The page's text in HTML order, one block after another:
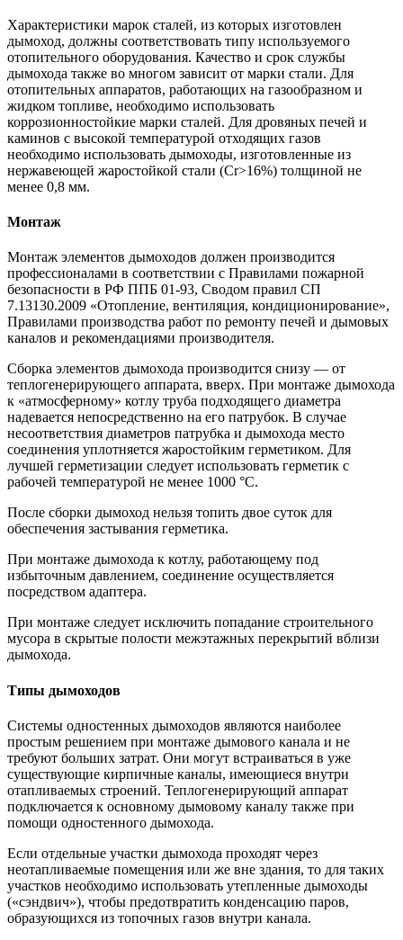
Характеристики марок сталей, из которых изготовлен
дымоход, должны соответствовать типу используемого
отопительного оборудования. Качество и срок службы
дымохода также во многом зависит от марки стали. Для
отопительных аппаратов, работающих на газообразном и
жидком топливе, необходимо использовать
коррозионностойкие марки сталей. Для дровяных печей и
каминов с высокой температурой отходящих газов
необходимо использовать дымоходы, изготовленные из
нержавеющей жаростойкой стали (Cr>16%) толщиной не
менее 0,8 мм.
Монтаж
Монтаж элементов дымоходов должен производится
профессионалами в соответствии с Правилами пожарной
безопасности в РФ ППБ 01-93, Сводом правил СП
7.13130.2009 «Отопление, вентиляция, кондиционирование»,
Правилами производства работ по ремонту печей и дымовых
каналов и рекомендациями производителя.
Сборка элементов дымохода производится снизу — от
теплогенерирующего аппарата, вверх. При монтаже дымохода
к «атмосферному» котлу труба подходящего диаметра
надевается непосредственно на его патрубок. В случае
несоответствия диаметров патрубка и дымохода место
соединения уплотняется жаростойким герметиком. Для
лучшей герметизации следует использовать герметик с
рабочей температурой не менее 1000 °С.
После сборки дымоход нельзя топить двое суток для
обеспечения застывания герметика.
При монтаже дымохода к котлу, работающему под
избыточным давлением, соединение осуществляется
посредством адаптера.
При монтаже следует исключить попадание строительного
мусора в скрытые полости межэтажных перекрытий вблизи
дымохода.
Типы дымоходов
Системы одностенных дымоходов являются наиболее
простым решением при монтаже дымового канала и не
требуют больших затрат. Они могут встраиваться в уже
существующие кирпичные каналы, имеющиеся внутри
отапливаемых строений. Теплогенерирующий аппарат
подключается к основному дымовому каналу также при
помощи одностенного дымохода.
Если отдельные участки дымохода проходят через
неотапливаемые помещения или же вне здания, то для таких
участков необходимо использовать утепленные дымоходы
(«сэндвич»), чтобы предотвратить конденсацию паров,
образующихся из топочных газов внутри канала.